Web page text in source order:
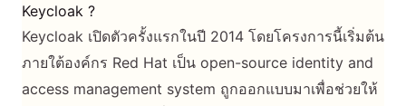
Keycloak ?
Keycloak เปิดตัวครั้งแรกในปี 2014 โดยโครงการนี้เริ่มต้น
ภายใต้องค์กร Red Hat เป็น open-source identity and
access management system ถูกออกแบบมาเพื่อช่วยให้